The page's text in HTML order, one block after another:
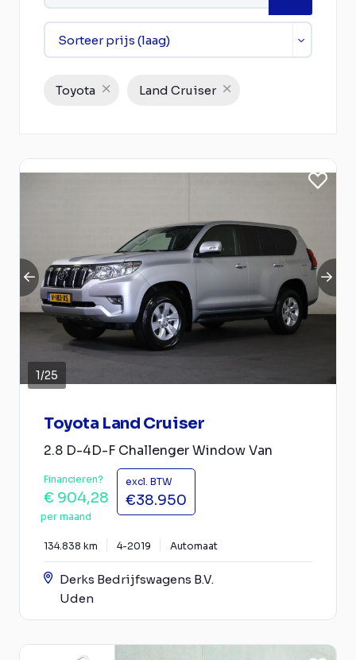
Toyota Land Cruiser
1/25
Toyota Land Cruiser
2.8 D-4D-F Challenger Window Van
Financieren?
€ 904,28
per maand
excl. BTW
€38.950
134.838 km 4-2019 Automaat
Derks Bedrijfswagens B.V.
Uden